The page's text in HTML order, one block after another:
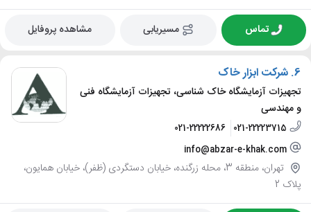
تماس مسیریابی مشاهده پروفایل
6. شرکت ابزار خاک
تجهیزات آزمایشگاه خاک شناسی، تجهیزات آزمایشگاه فنی
و مهندسی
021-22223715
021-22222686
info@abzar-e-khak.com
تهران، منطقه 3، محله زرگنده، خیابان دستگردی (ظفر)، خیابان همایون،
پلاک 2